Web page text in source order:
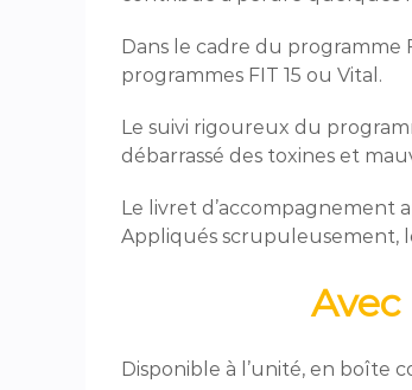
Dans le cadre du programme
programmes FIT 15 ou Vital.
Le suivi rigoureux du
débarrassé des toxines et
Le livret d’accompagnement
Appliqués scrupuleusement,
Avec
Disponible à l’unité, en boîte